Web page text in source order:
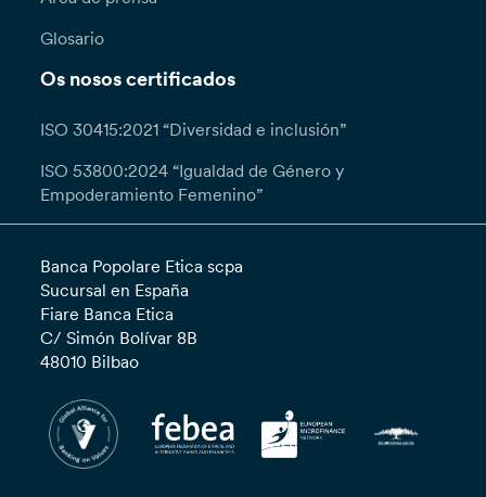
Glosario
Os nosos certificados
ISO 30415:2021 “Diversidad e inclusión”
ISO 53800:2024 “Igualdad de Género y
Empoderamiento Femenino”
Banca Popolare Etica scpa
Sucursal en España
Fiare Banca Etica
C/ Simón Bolívar 8B
48010 Bilbao